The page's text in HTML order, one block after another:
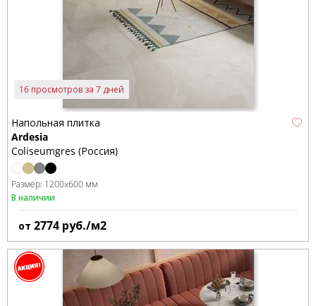
16 просмотров за 7 дней
Напольная плитка
Ardesia
Coliseumgres (Россия)
Размер: 1200x600 мм
В наличии
от 2774 руб./м2